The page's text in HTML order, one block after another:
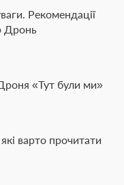
Рекомендації
Дронь
«Тут були ми»
варто прочитати